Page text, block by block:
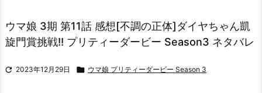
ウマ娘 3期 第11話 感想[不調の正体]ダイヤちゃん凱
旋門賞挑戦!! プリティーダービー Season3 ネタバレ
 2023年12月29日  ウマ娘 プリティーダービー Season 3